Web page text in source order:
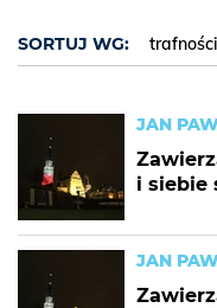
SORTUJ WG: trafności
JAN
i siebie
JAN